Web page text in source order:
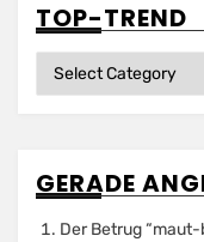
TOP-TREND
Top-
GERADE
Der Betrug